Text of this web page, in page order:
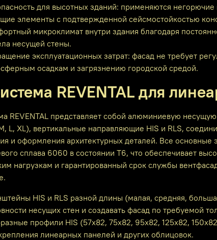
для высотных зданий: применяются
элементы с подтвержденной сейсмостойкостью
микроклимат внутри здания благодаря
несущей стены.
эксплуатационных затрат: фасад не требует
осадкам и загрязнению городской средой.
REVENTAL для
REVENTAL представляет собой алюминиевую
L, XL), вертикальные направляющие HIS и RLS,
и оформления архитектурных деталей. Все основные
сплава 6060 в состоянии Т6, что обеспечивает
нагрузкам и гарантированный срок службы
HIS и RLS разной длины (малая, средняя,
несущих стен и создавать фасад по требуемой
профили HIS (57х82, 75х82, 95х82, 125х82,
линеарных панелей и других облицовок.